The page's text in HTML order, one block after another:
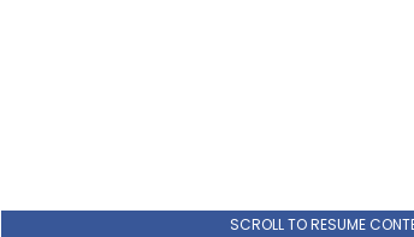
SCROLL TO RESUME